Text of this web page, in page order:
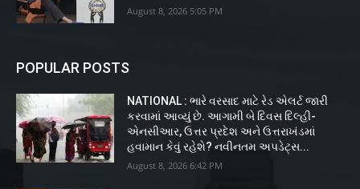
August 8, 2026 5:05 PM
POPULAR POSTS
NATIONAL : ભારે વરસાદ માટે રેડ એલર્ટ જારી
કરવામાં આવ્યું છે. આગામી બે દિવસ દિલ્હી-
એનસીઆર, ઉત્તર પ્રદેશ અને ઉત્તરાખંડમાં
હવામાન કેવું રહેશે? નવીનતમ અપડેટ્સ...
August 8, 2026 6:42 PM